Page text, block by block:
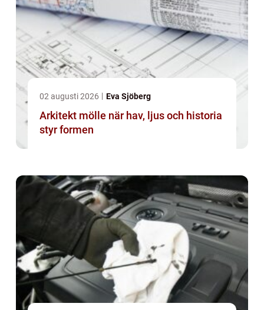
02 augusti 2026 Eva Sjöberg
Arkitekt mölle när hav, ljus och historia
styr formen